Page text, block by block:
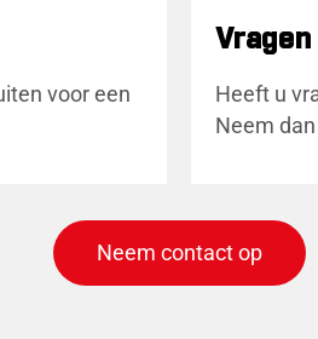
voor een
Heeft u
Neem
Neem contact op